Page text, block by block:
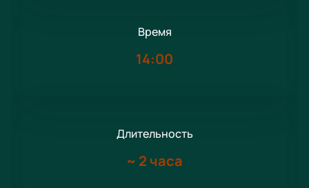
Время
14:00
Длительность
~ 2 часа